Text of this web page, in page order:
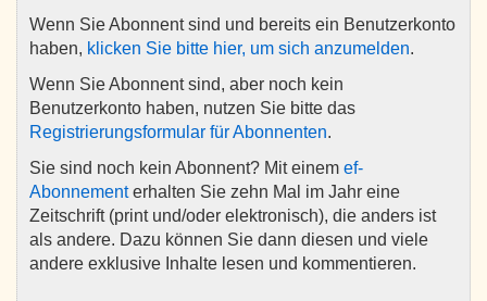
Wenn Sie Abonnent sind und bereits ein Benutzerkonto
haben, klicken Sie bitte hier, um sich anzumelden.
Wenn Sie Abonnent sind, aber noch kein
Benutzerkonto haben, nutzen Sie bitte das
Registrierungsformular für Abonnenten.
Sie sind noch kein Abonnent? Mit einem ef-
Abonnementerhalten Sie zehn Mal im Jahr eine
Zeitschrift (print und/oder elektronisch), die anders ist
als andere. Dazu können Sie dann diesen und viele
andere exklusive Inhalte lesen und kommentieren.